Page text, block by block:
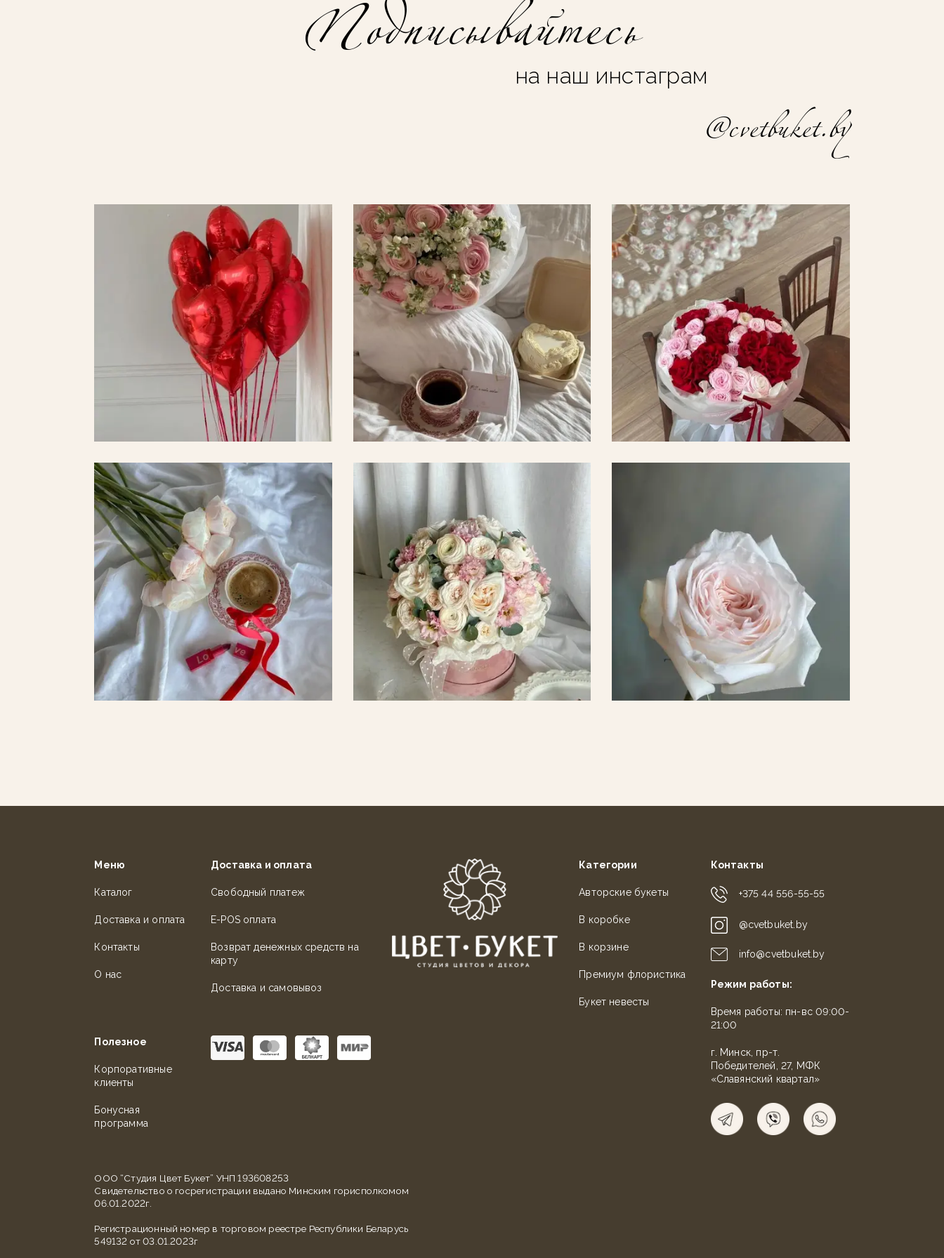
Подписывайтесь
на наш инстаграм
@cvetbuket.by
Меню
Каталог
Доставка и оплата
Контакты
О нас
Доставка и оплата
Свободный платеж
E-POS оплата
Возврат денежных средств на
карту
Доставка и самовывоз
Полезное
Корпоративные
клиенты
Бонусная
программа
Категории
Авторские букеты
В коробке
В корзине
Премиум флористика
Букет невесты
Контакты
+375 44 556-55-55
@cvetbuket.by
info@cvetbuket.by
Режим работы:
Время работы: пн-вс 09:00-
21:00
г. Минск, пр-т.
Победителей, 27, МФК
«Славянский квартал»
ООО “Студия Цвет Букет” УНП 193608253
Свидетельство о госрегистрации выдано Минским горисполкомом
06.01.2022г.
Регистрационный номер в торговом реестре Республики Беларусь
549132 от 03.01.2023г